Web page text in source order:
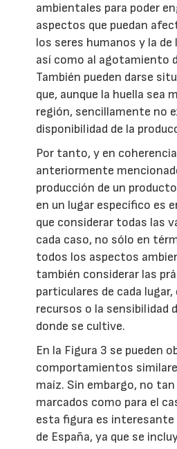
ambientales para poder
aspectos que puedan
los seres humanos y la
así como al agotamiento
También pueden darse
que, aunque la huella sea
región, sencillamente no
disponibilidad de la
Por tanto, y en
anteriormente
producción de un
en un lugar específico es
que considerar todas las
cada caso, no sólo en
todos los aspectos
también considerar las
particulares de cada
recursos o la sensibilidad
donde se cultive.
En la Figura 3 se pueden
comportamientos
maíz. Sin embargo, no
marcados como para el
esta figura es interesante
de España, ya que se